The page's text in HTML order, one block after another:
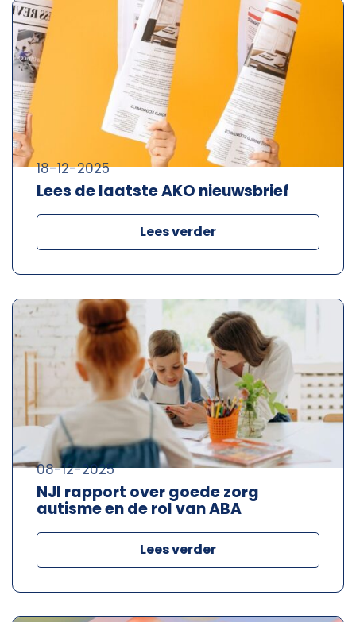
Lees de laatste AKO nieuwsbrief
18-12-2025
Lees verder
NJI rapport over goede zorg
autisme en de rol van ABA
08-12-2025
Lees verder